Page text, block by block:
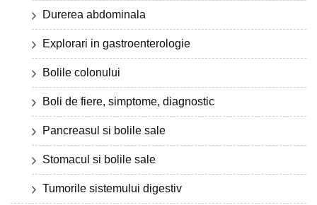
Durerea abdominala
Explorari in gastroenterologie
Bolile colonului
Boli de fiere, simptome, diagnostic
Pancreasul si bolile sale
Stomacul si bolile sale
Tumorile sistemului digestiv